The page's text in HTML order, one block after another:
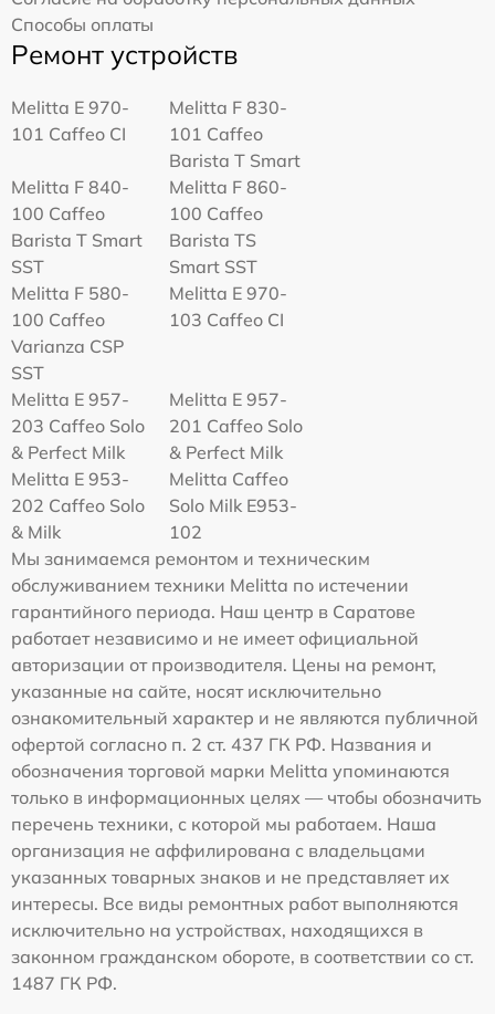
Способы оплаты
Ремонт устройств
Melitta Е 970-
101 Caffeo CI
Melitta F 830-
101 Caffeo
Barista T Smart
Melitta F 840-
100 Caffeo
Barista T Smart
SST
Melitta F 860-
100 Caffeo
Barista TS
Smart SST
Melitta F 580-
100 Caffeo
Varianza CSP
SST
Melitta Е 970-
103 Caffeo CI
Melitta E 957-
203 Caffeo Solo
& Perfect Milk
Melitta E 957-
201 Caffeo Solo
& Perfect Milk
Melitta Е 953-
202 Caffeo Solo
& Milk
Melitta Caffeo
Solo Milk E953-
102
Мы занимаемся ремонтом и техническим
обслуживанием техники Melitta по истечении
гарантийного периода. Наш центр в Саратове
работает независимо и не имеет официальной
авторизации от производителя. Цены на ремонт,
указанные на сайте, носят исключительно
ознакомительный характер и не являются публичной
офертой согласно п. 2 ст. 437 ГК РФ. Названия и
обозначения торговой марки Melitta упоминаются
только в информационных целях — чтобы обозначить
перечень техники, с которой мы работаем. Наша
организация не аффилирована с владельцами
указанных товарных знаков и не представляет их
интересы. Все виды ремонтных работ выполняются
исключительно на устройствах, находящихся в
законном гражданском обороте, в соответствии со ст.
1487 ГК РФ.